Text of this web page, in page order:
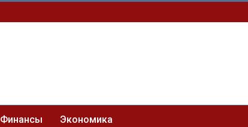
Финансы Экономика